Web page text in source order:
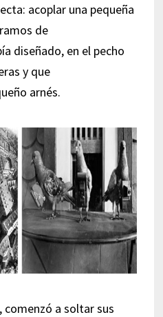
acoplar una pequeña
de
diseñado, en el pecho
y que
arnés.
comenzó a soltar sus